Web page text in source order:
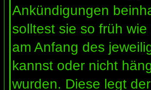
Ankündigungen
solltest sie so früh
am Anfang des
kannst oder nicht
wurden. Diese legt